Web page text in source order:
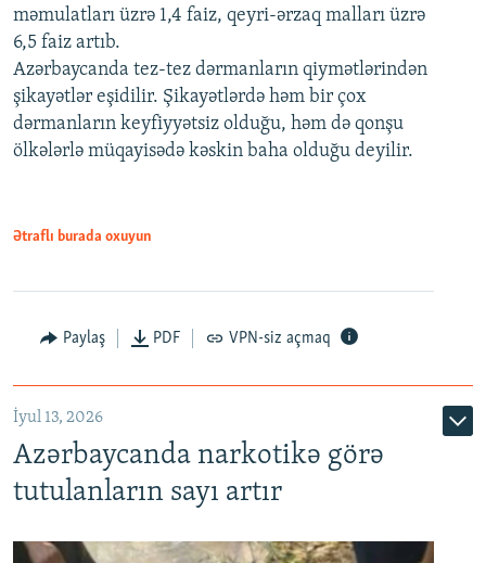
məmulatları üzrə 1,4 faiz, qeyri-ərzaq malları üzrə
6,5 faiz artıb.
Azərbaycanda tez-tez dərmanların qiymətlərindən
şikayətlər eşidilir. Şikayətlərdə həm bir çox
dərmanların keyfiyyətsiz olduğu, həm də qonşu
ölkələrlə müqayisədə kəskin baha olduğu deyilir.
Ətraflı burada oxuyun
Paylaş PDF VPN-siz açmaq
İyul 13, 2026
Azərbaycanda narkotikə görə
tutulanların sayı artır